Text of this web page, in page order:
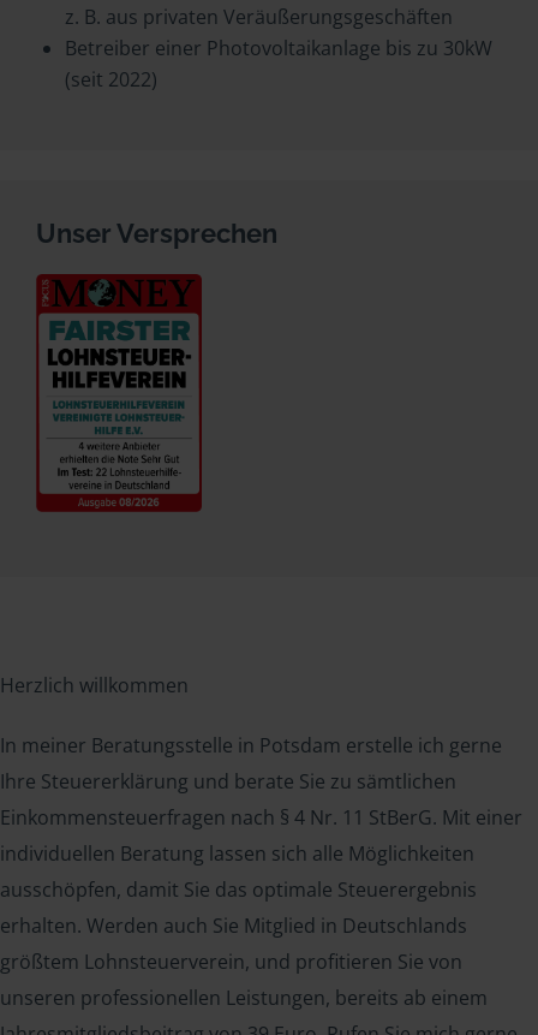
z. B. aus privaten Veräußerungsgeschäften
Betreiber einer Photovoltaikanlage bis zu 30kW
(seit 2022)
Unser Versprechen
Herzlich willkommen
In meiner Beratungsstelle in Potsdam erstelle ich gerne
Ihre Steuererklärung und berate Sie zu sämtlichen
Einkommensteuerfragen nach § 4 Nr. 11 StBerG. Mit einer
individuellen Beratung lassen sich alle Möglichkeiten
ausschöpfen, damit Sie das optimale Steuerergebnis
erhalten. Werden auch Sie Mitglied in Deutschlands
größtem Lohnsteuerverein, und profitieren Sie von
unseren professionellen Leistungen, bereits ab einem